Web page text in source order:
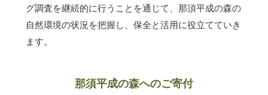
グ調査を継続的に行うことを通じて、那須平成の森の
自然環境の状況を把握し、保全と活用に役立てていき
ます。
那須平成の森へのご寄付